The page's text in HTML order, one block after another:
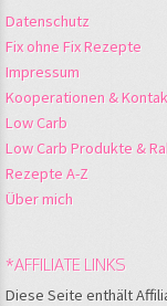
Datenschutz
Fix ohne Fix Rezepte
Impressum
Kooperationen &
Low Carb
Low Carb Produkte &
Rezepte A-Z
Über mich
*AFFILIATE LINKS
Diese Seite enthält